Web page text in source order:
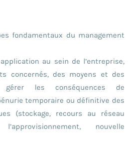
fondamentaux du management
au sein de l’entreprise,
concernés, des moyens et des
gérer les conséquences de
temporaire ou définitive des
(stockage, recours au réseau
nouvelle